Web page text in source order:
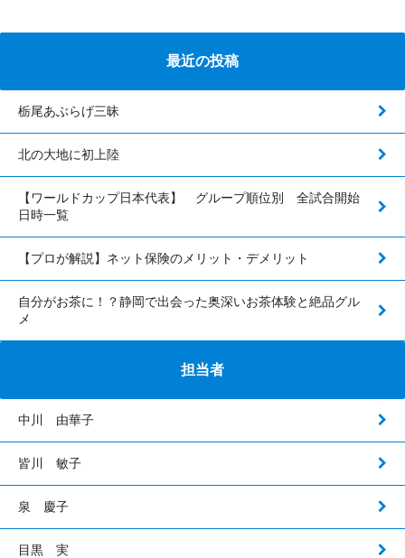
最近の投稿
栃尾あぶらげ三昧
北の大地に初上陸
【ワールドカップ日本代表】 グループ順位別 全試合開始
日時一覧
【プロが解説】ネット保険のメリット・デメリット
自分がお茶に！？静岡で出会った奥深いお茶体験と絶品グル
メ
担当者
中川 由華子
皆川 敏子
泉 慶子
目黒 実